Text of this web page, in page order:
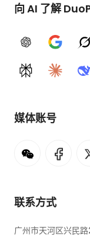
向 AI 了解
ChatGPTGoogle
PerplexityClaude
媒体账号
联系方式
广州市天河区兴民